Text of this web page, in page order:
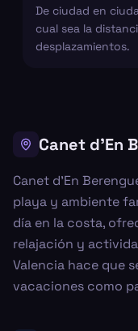
De ciudad en
cual sea la
desplazamientos.
Canet d'En
Canet d'En
playa y ambiente
día en la costa,
relajación y
Valencia hace que
vacaciones como